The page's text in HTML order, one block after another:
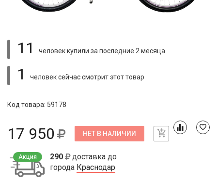
11 человек купили за последние 2 месяца
1 человек сейчас смотритэтот товар
Код товара: 59178
17 950 НЕТ В НАЛИЧИИ
Акция 290
доставка до
города Краснодар